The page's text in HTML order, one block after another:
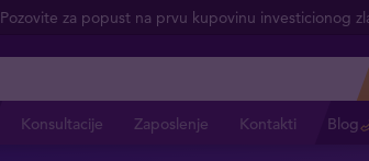
Pozovite za popust na prvu kupovinu investicionog
Konsultacije Zaposlenje Kontakti Blog